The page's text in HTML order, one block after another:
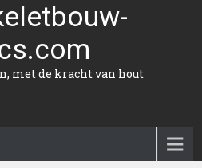
met de kracht van hout